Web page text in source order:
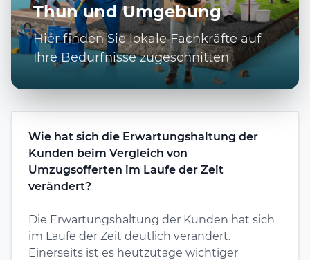
Thun und Umgebung
Hier finden Sie lokale Fachkräfte auf
Ihre Bedürfnisse zugeschnitten
Wie hat sich die Erwartungshaltung der
Kunden beim Vergleich von
Umzugsofferten im Laufe der Zeit
verändert?
Die Erwartungshaltung der Kunden hat sich
im Laufe der Zeit deutlich verändert.
Einerseits ist es heutzutage wichtiger